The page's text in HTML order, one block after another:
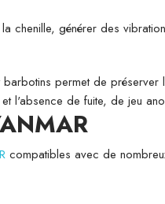
chenille, générer des
permet de
l'absence de fuite, de jeu
compatibles avec de